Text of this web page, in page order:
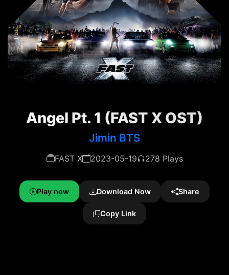
Angel Pt. 1 (FAST X OST)
Jimin BTS
FAST X 2023-05-19 278 Plays
Play now Download Now Share
Copy Link